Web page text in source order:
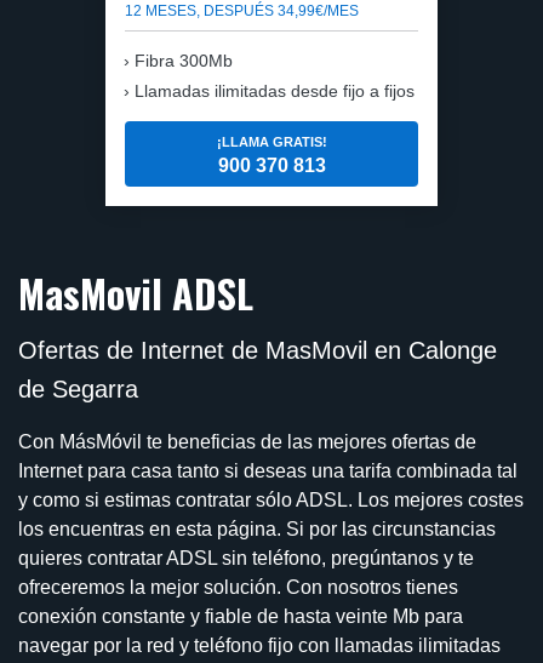
12 MESES, DESPUÉS 34,99€/MES
Fibra 300Mb
Llamadas ilimitadas desde fijo a fijos
¡LLAMA GRATIS!
900 370 813
MasMovil ADSL
Ofertas de Internet de MasMovil en Calonge
de Segarra
Con MásMóvil te beneficias de las mejores ofertas de
Internet para casa tanto si deseas una tarifa combinada tal
y como si estimas contratar sólo ADSL. Los mejores costes
los encuentras en esta página. Si por las circunstancias
quieres contratar ADSL sin teléfono, pregúntanos y te
ofreceremos la mejor solución. Con nosotros tienes
conexión constante y fiable de hasta veinte Mb para
navegar por la red y teléfono fijo con llamadas ilimitadas